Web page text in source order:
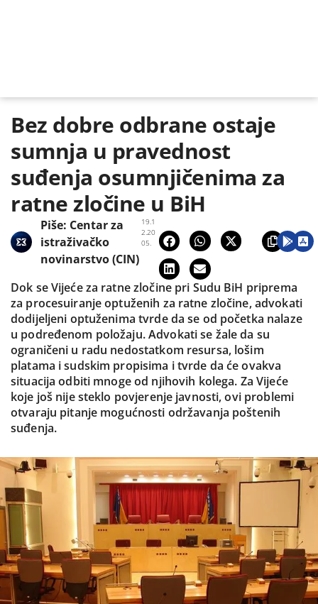
Bez dobre odbrane ostaje
sumnja u pravednost
suđenja osumnjičenima za
ratne zločine u BiH
19.1
2.20
05.
Piše: Centar za
istraživačko
novinarstvo (CIN)
Dok se Vijeće za ratne zločine pri Sudu BiH priprema
za procesuiranje optuženih za ratne zločine, advokati
dodijeljeni optuženima tvrde da se od početka nalaze
u podređenom položaju. Advokati se žale da su
ograničeni u radu nedostatkom resursa, lošim
platama i sudskim propisima i tvrde da će ovakva
situacija odbiti mnoge od njihovih kolega. Za Vijeće
koje još nije steklo povjerenje javnosti, ovi problemi
otvaraju pitanje mogućnosti održavanja poštenih
suđenja.